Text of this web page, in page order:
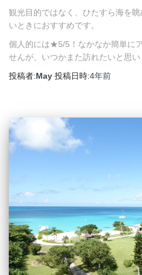
観光目的ではなく、ひたすら海を
いときにおすすめです。
個人的には★5/5！なかなか簡単に
せんが、いつかまた訪れたいと思い
投稿者:May 投稿日時:4年前